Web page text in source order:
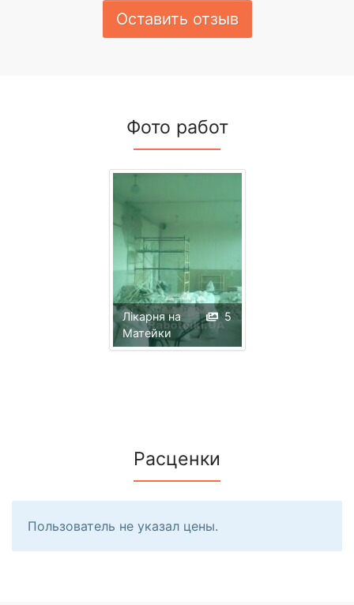
Оставить отзыв
Фото работ
5
Лікарня на
Матейки
Расценки
Пользователь не указал цены.